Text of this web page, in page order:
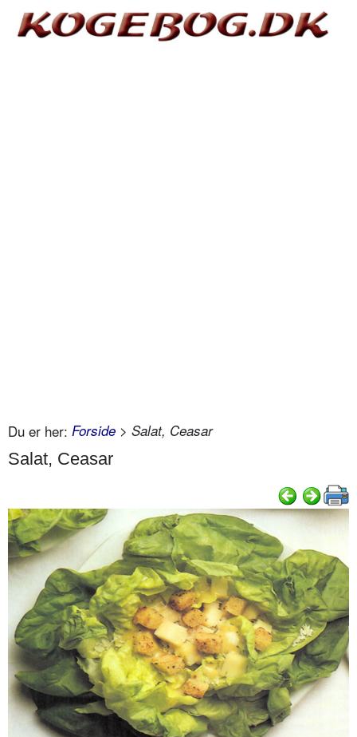
Du er her: Forside > Salat, Ceasar
Salat, Ceasar